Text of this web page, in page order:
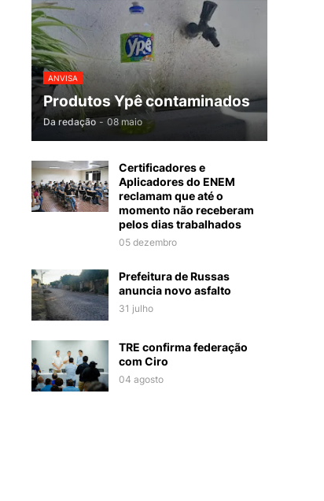
ANVISA
Produtos Ypê contaminados
Da redação - 08 maio
Certificadores e
Aplicadores do ENEM
reclamam que até o
momento não receberam
pelos dias trabalhados
05 dezembro
Prefeitura de Russas
anuncia novo asfalto
31 julho
TRE confirma federação
com Ciro
04 agosto